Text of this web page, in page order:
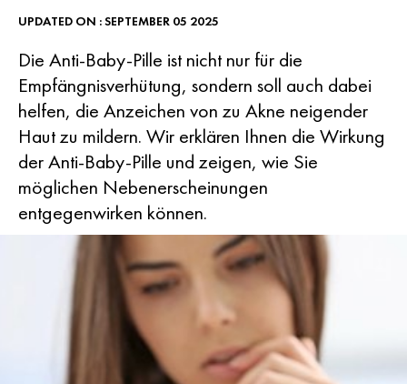
Die Anti-Baby-Pille ist nicht nur für die
Empfängnisverhütung, sondern soll auch dabei
helfen, die Anzeichen von zu Akne neigender
Haut zu mildern. Wir erklären Ihnen die Wirkung
der Anti-Baby-Pille und zeigen, wie Sie
möglichen Nebenerscheinungen
entgegenwirken können.
UPDATED ON : SEPTEMBER 05 2025